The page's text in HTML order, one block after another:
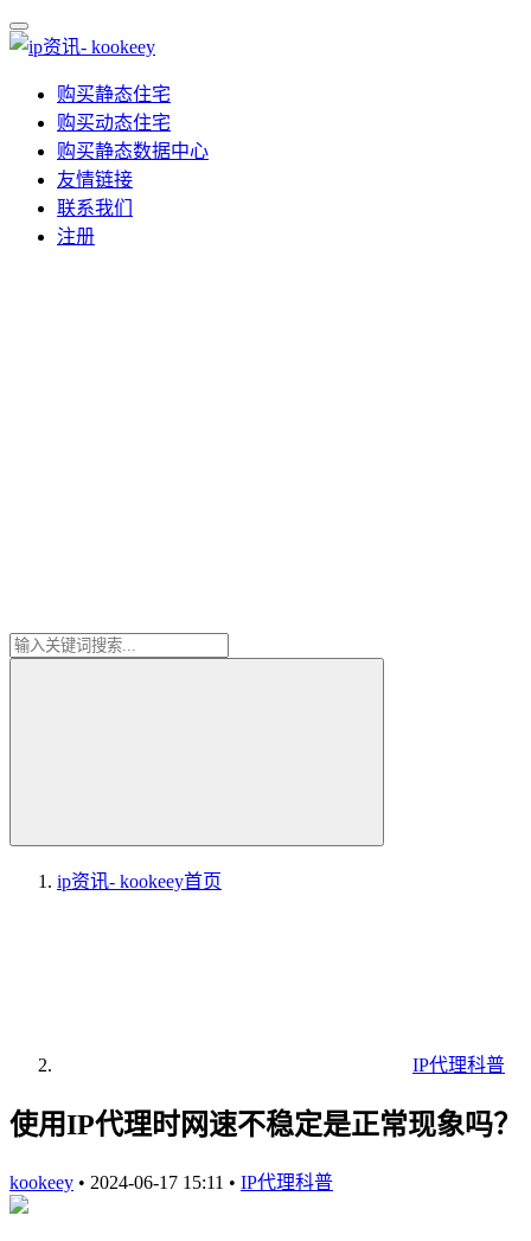
购买静态住宅
购买动态住宅
购买静态数据中心
友情链接
联系我们
注册
ip资讯- kookeey首页
IP代理科普
使用IP代理时网速不稳定是正常现象吗？
kookeey • 2024-06-17 15:11 • IP代理科普